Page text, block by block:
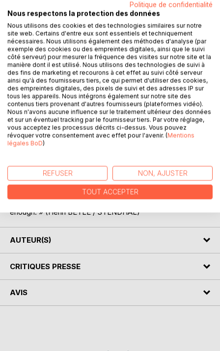
DESCRIPTION
Who are these people we meet on the street and stare at
us all the time?
From the angelic face of some to the one whose features
are more marked for others, all convey an experience that
is only a repetition of the history of men and women whose
utopian, sometimes implacable character, punctually
contradicts the logic that should prevail over everything
else.
No ! Nothing like that in this book.
« For who knows how to understand, few words are
enough. » (Henri BEYLE / STENDHAL)
AUTEUR(S)
CRITIQUES PRESSE
AVIS
Politique de confidentialité
Nous respectons la protection des données
Nous utilisons des cookies et des technologies similaires sur notre
site web. Certains d'entre eux sont essentiels et techniquement
nécessaires. Nous utilisons également des méthodes d'analyse (par
exemple des cookies ou des empreintes digitales, ainsi que le suivi
côté serveur) pour mesurer la fréquence des visites sur notre site et la
manière dont il est utilisé. Nous utilisons des technologies de suivi à
des fins de marketing et recourons à cet effet au suivi côté serveur
ainsi qu'à des fournisseurs tiers, ce qui permet d'utiliser des cookies,
des empreintes digitales, des pixels de suivi et des adresses IP sur
tous les appareils. Nous intégrons également sur notre site des
contenus tiers provenant d'autres fournisseurs (plateformes vidéo).
Nous n'avons aucune influence sur le traitement ultérieur des données
et sur un éventuel tracking par le fournisseur tiers. Par votre réglage,
vous acceptez les processus décrits ci-dessus. Vous pouvez
révoquer votre consentement avec effet pour l'avenir. (Mentions
légales BoD)
REFUSER NON, AJUSTER
TOUT ACCEPTER